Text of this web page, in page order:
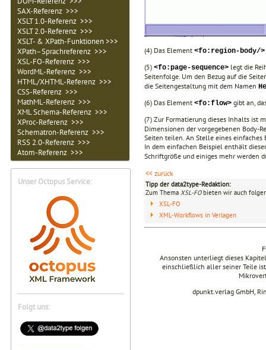
SAX-Referenz >>>
XSLT 1.0-Referenz >>>
XSLT 2.0-Referenz >>>
XSLT- & XPath-Funktionen >>>
XPath–Sprachreferenz >>>
XSL-FO-Referenz >>>
WordML-Referenz >>>
HTML/XHTML-Referenz >>>
CSS-Referenz >>>
MathML-Referenz >>>
XML Schema-Referenz >>>
XProc-Referenz >>>
Schematron-Referenz >>>
RSS 2.0-Referenz >>>
Atom-Referenz >>>
Unser Octopus Service:
Folgt uns:
(4) Das Element <fo:region-body/>
(5) <fo:page-sequence> legt die
Seitenfolge. Um den Bezug auf die
die Seitengestaltung mit dem Namen
(6) Das Element <fo:flow> gibt an,
(7) Zur Formatierung dieses Inhalts ist
Dimensionen der vorgegebenen Body-
Seiten teilen. An Stelle eines
In dem einfachen Beispiel enthält
Schriftgröße und einiges mehr werden
<< zurück
Tipp der data2type-Redaktion:
Zum Thema XSL-FObieten wir auch
XSL-FO
XML-Workflows in Verlagen
Ansonsten unterliegt dieses
einschließlich aller seiner Teile
dpunkt.verlag GmbH,